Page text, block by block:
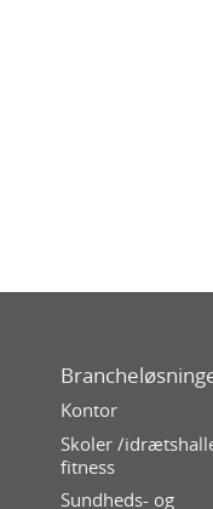
Kontor
Skoler /
fitness
Sundheds- og